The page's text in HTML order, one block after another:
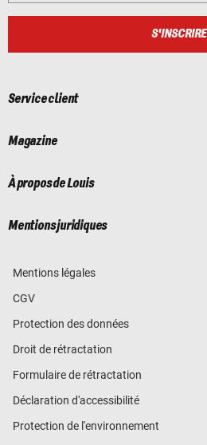
S'INSCRIRE
Service client
Magazine
À propos de Louis
Mentions juridiques
Mentions légales
CGV
Protection des données
Droit de rétractation
Formulaire de rétractation
Déclaration d'accessibilité
Protection de l'environnement